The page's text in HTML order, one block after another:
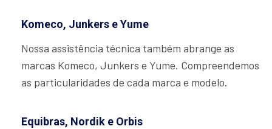
Komeco, Junkers e Yume
Nossa assistência técnica também abrange as
marcas Komeco, Junkers e Yume. Compreendemos
as particularidades de cada marca e modelo.
Equibras, Nordik e Orbis